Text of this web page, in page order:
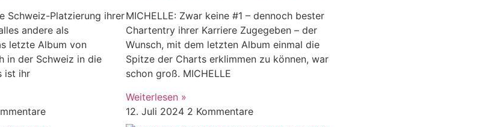
Schweiz-Platzierung ihrer
andere als
letzte Album von
in der Schweiz in die
ist ihr
MICHELLE: Zwar keine #1 – dennoch bester
Chartentry ihrer Karriere Zugegeben – der
Wunsch, mit dem letzten Album einmal die
Spitze der Charts erklimmen zu können, war
schon groß. MICHELLE
Weiterlesen »
12. Juli 2024 2 Kommentare